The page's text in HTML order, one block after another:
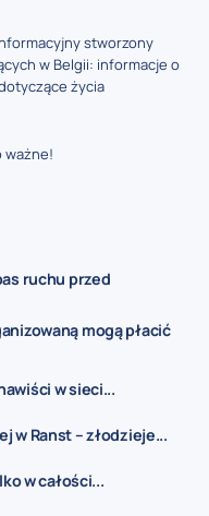
stworzony
w Belgii: informacje o
życia
ważne!
ruchu przed
mogą płacić
w sieci...
w Ranst – złodzieje...
w całości...